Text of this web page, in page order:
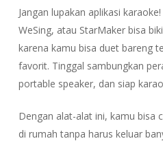
Jangan lupakan aplikasi
WeSing, atau StarMaker bisa
karena kamu bisa duet bareng
favorit. Tinggal sambungkan
portable speaker, dan siap
Dengan alat-alat ini, kamu bisa
di rumah tanpa harus keluar